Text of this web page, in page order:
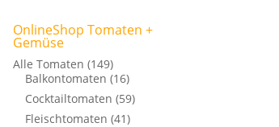
OnlineShop Tomaten +
Gemüse
Alle Tomaten (149)
Balkontomaten (16)
Cocktailtomaten (59)
Fleischtomaten (41)